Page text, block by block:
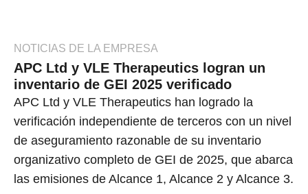
NOTICIAS DE LA EMPRESA
APC Ltd y VLE Therapeutics logran un
inventario de GEI 2025 verificado
APC Ltd y VLE Therapeutics han logrado la
verificación independiente de terceros con un nivel
de aseguramiento razonable de su inventario
organizativo completo de GEI de 2025, que abarca
las emisiones de Alcance 1, Alcance 2 y Alcance 3.